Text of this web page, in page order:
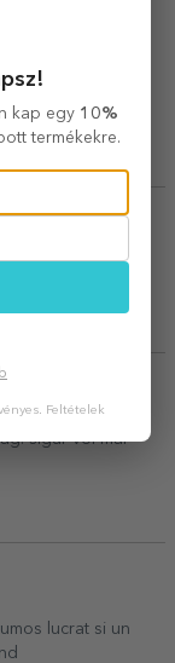
lipiți factura/
produse si
sigur voi mai
lucrat si un
kap egy 10%
termékekre.
Feltételek